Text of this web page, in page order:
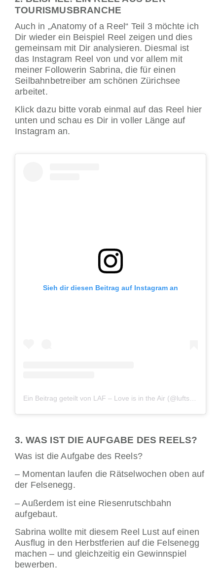
TOURISMUSBRANCHE
Auch in „Anatomy of a Reel“ Teil 3 möchte ich
Dir wieder ein Beispiel Reel zeigen und dies
gemeinsam mit Dir analysieren. Diesmal ist
das Instagram Reel von und vor allem mit
meiner Followerin Sabrina, die für einen
Seilbahnbetreiber am schönen Zürichsee
arbeitet.
Klick dazu bitte vorab einmal auf das Reel hier
unten und schau es Dir in voller Länge auf
Instagram an.
Sieh dir diesen Beitrag auf Instagram an
3. WAS IST DIE AUFGABE DES REELS?
Was ist die Aufgabe des Reels?
– Momentan laufen die Rätselwochen oben auf
der Felsenegg.
– Außerdem ist eine Riesenrutschbahn
aufgebaut.
Sabrina wollte mit diesem Reel Lust auf einen
Ausflug in den Herbstferien auf die Felsenegg
machen – und gleichzeitig ein Gewinnspiel
bewerben.